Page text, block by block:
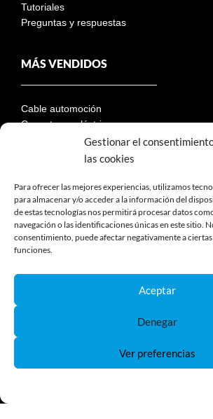
Gestionar el
las cookies
Para ofrecer las mejores experiencias, utilizamos
para almacenar y/o acceder a la información del
de estas tecnologías nos permitirá procesar datos
navegación o las identificaciones únicas en este sitio.
consentimiento, puede afectar negativamente a
funciones.
Aceptar
Denegar
Ver preferencias
Tutoriales
Preguntas y respuestas
MÁS VENDIDOS
Cable automoción
Conectores eléctricos
Descontadores de batería
Paneles solares
LEGAL
Términos y condiciones de compra